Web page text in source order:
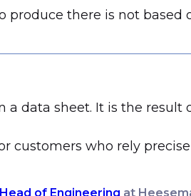
there is not based
data sheet. It is the
customers who rely
of Engineering at